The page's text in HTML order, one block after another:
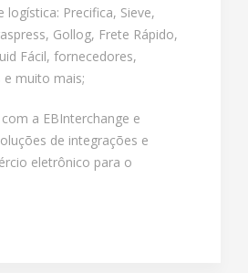
logística: Precifica, Sieve,
Gollog, Frete Rápido,
Fácil, fornecedores,
e muito mais;
com a EBInterchange e
de integrações e
eletrônico para o